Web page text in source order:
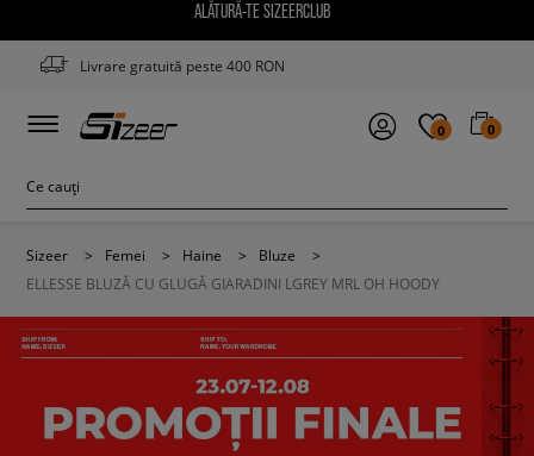
ALĂTURĂ-TE SIZEERCLUB
Livrare gratuită peste 400 RON
0 0
Sizeer > Femei > Haine > Bluze
>
ELLESSE BLUZĂ CU GLUGĂ GIARADINI LGREY MRL OH HOODY